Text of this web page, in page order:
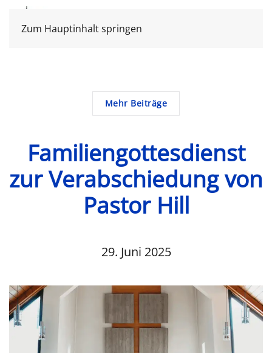
Zum Hauptinhalt springen
Mehr Beiträge
Familiengottesdienst
zur Verabschiedung von
Pastor Hill
29. Juni 2025